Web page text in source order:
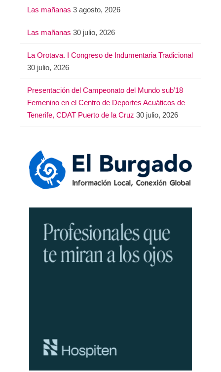
Las mañanas 3 agosto, 2026
Las mañanas 30 julio, 2026
La Orotava. I Congreso de Indumentaria Tradicional
30 julio, 2026
Presentación del Campeonato del Mundo sub’18
Femenino en el Centro de Deportes Acuáticos de
Tenerife, CDAT Puerto de la Cruz 30 julio, 2026